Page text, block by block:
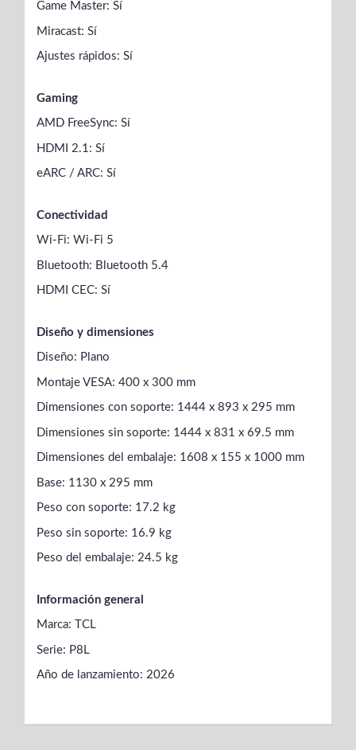
Game Master: Sí
Miracast: Sí
Ajustes rápidos: Sí
Gaming
AMD FreeSync: Sí
HDMI 2.1: Sí
eARC / ARC: Sí
Conectividad
Wi-Fi: Wi-Fi 5
Bluetooth: Bluetooth 5.4
HDMI CEC: Sí
Diseño y dimensiones
Diseño: Plano
Montaje VESA: 400 x 300 mm
Dimensiones con soporte: 1444 x 893 x 295 mm
Dimensiones sin soporte: 1444 x 831 x 69.5 mm
Dimensiones del embalaje: 1608 x 155 x 1000 mm
Base: 1130 x 295 mm
Peso con soporte: 17.2 kg
Peso sin soporte: 16.9 kg
Peso del embalaje: 24.5 kg
Información general
Marca: TCL
Serie: P8L
Año de lanzamiento: 2026